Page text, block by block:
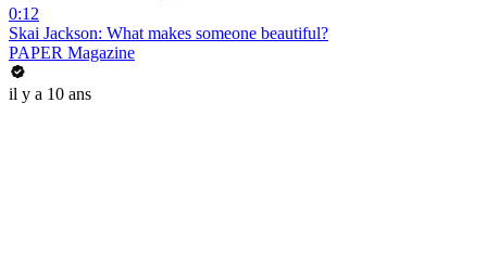
0:12
Skai Jackson: What makes someone beautiful?
PAPER Magazine
il y a 10 ans